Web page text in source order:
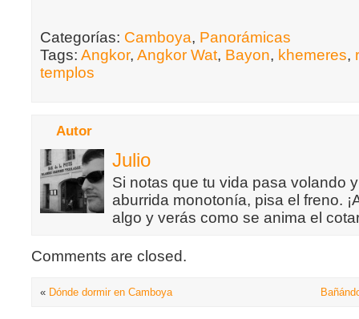
Categorías: Camboya, Panorámicas
Tags: Angkor, Angkor Wat, Bayon, khemeres,
templos
Autor
Julio
Si notas que tu vida pasa volando
aburrida monotonía, pisa el freno.
algo y verás como se anima el
Comments are closed.
« Dónde dormir en Camboya